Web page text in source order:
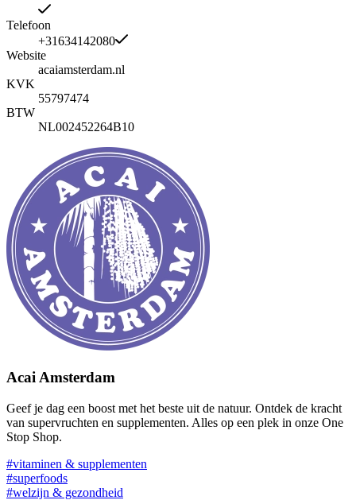
Telefoon
+31634142080
Website
acaiamsterdam.nl
KVK
55797474
BTW
NL002452264B10
Acai Amsterdam
Geef je dag een boost met het beste uit de natuur. Ontdek de kracht
van supervruchten en supplementen. Alles op een plek in onze One
Stop Shop.
#vitaminen & supplementen
#superfoods
#welzijn & gezondheid